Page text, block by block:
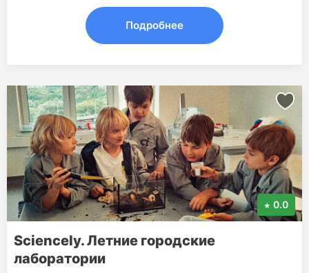
Подробнее
0.0
Sciencely. Летние городские
лаборатории